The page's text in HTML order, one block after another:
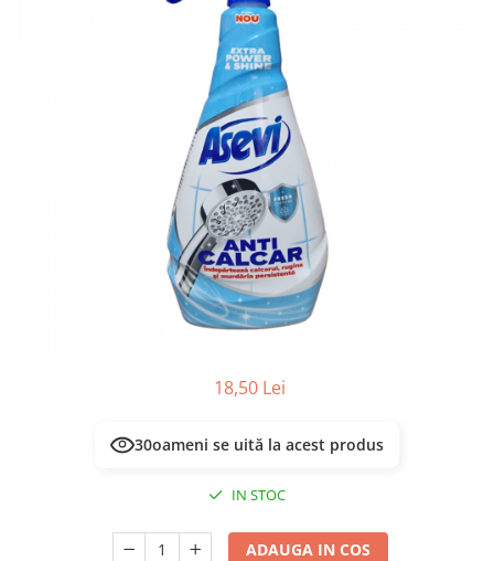
Servetele Umede & Uscate
18,50 Lei
30oameni se uită la acest produs
IN STOC
ADAUGA IN COS